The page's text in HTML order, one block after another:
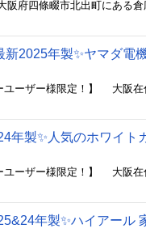
2025年製✨ヤマダ電
年製✨人気のホワイト
年製✨ハイアール